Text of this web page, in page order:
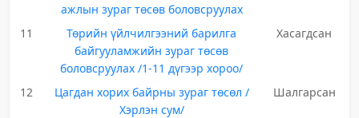
ажлын зураг төсөв боловсруулах
11
Төрийн үйлчилгээний барилга
байгууламжийн зураг төсөв
боловсруулах /1-11 дүгээр хороо/
Хасагдсан
12
Цагдан хорих байрны зураг төсөл /
Хэрлэн сум/
Шалгарсан